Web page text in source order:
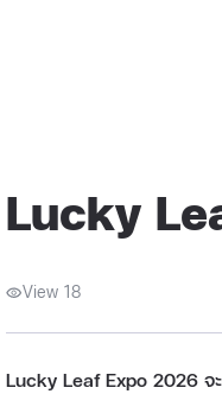
Lucky
View 18
Lucky Leaf Expo 2026